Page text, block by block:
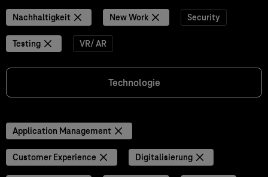
Nachhaltigkeit New Work Security
Testing VR/ AR
Technologie
Application Management
Customer Experience Digitalisierung